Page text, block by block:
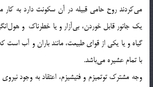
مي‌كردند روح حامي قبيله در آن سكونت دارد به كار
يك جانور قابل خوردن، بي‌آزار و يا خطرناك و
گياه و يا يكي از قواي طبيعت، مانند باران و آب است
با تمام عشيره مي‌باشد.
وجه مشترك توتميزم و فتيشيزم، اعتقاد به وجود